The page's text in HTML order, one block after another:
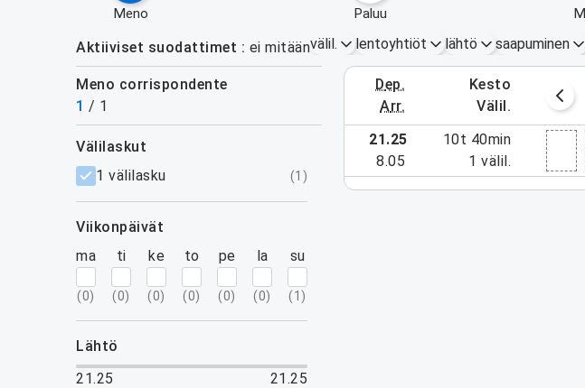
meno paluu
Aktiiviset suodattimet ei mitäänvälil. lentoyhtiöt lähtö saapuminen
Meno corrispondente
1 / 1
dep.
arr.
kesto
välil.
17.–23. elokuuta 2026
suodattimet
välilaskut
1 välilasku
(1 )
viikonpäivät
ma
(0)
ti
(0)
ke
(0)
to
(0)
pe
(0)
la
(0)
su
(1 )
lähtö
21.25
21.25
21.25
8.05
10t 40min
1 välil.